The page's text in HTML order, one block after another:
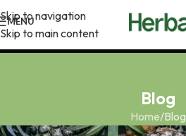
Skip to navigation
Skip to main content
MENU
Blog
Home Blog